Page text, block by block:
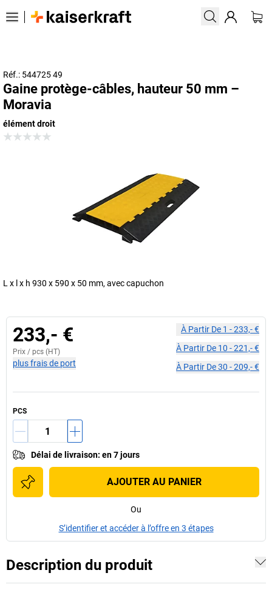
Réf.: 544725 49
Gaine protège-câbles, hauteur 50 mm –
Moravia
élément droit
L x l x h 930 x 590 x 50 mm, avec capuchon
233,- €
Prix / pcs (HT)
plus frais de port
À Partir De 1 -233,- €
À Partir De 10 -221,- €
À Partir De30 -209,- €
PCS
Délai de livraison: en 7 jours
AJOUTER AU PANIER
Ou
S’identifier et accéder à l’offre en 3 étapes
Description du produit